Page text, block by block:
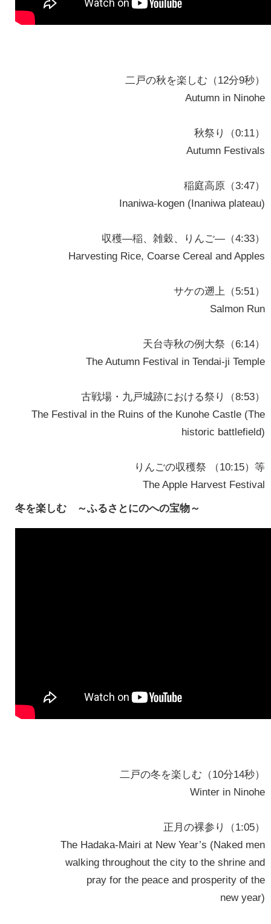
二戸の秋を楽しむ（12分9秒）
Autumn in Ninohe
秋祭り（0:11）
Autumn Festivals
稲庭高原（3:47）
Inaniwa-kogen (Inaniwa plateau)
収穫—稲、雑穀、りんご—（4:33）
Harvesting Rice, Coarse Cereal and Apples
サケの遡上（5:51）
Salmon Run
天台寺秋の例大祭（6:14）
The Autumn Festival in Tendai-ji Temple
古戦場・九戸城跡における祭り（8:53）
The Festival in the Ruins of the Kunohe Castle (The
historic battlefield)
りんごの収穫祭 （10:15）等
The Apple Harvest Festival
冬を楽しむ ～ふるさとにのへの宝物～
二戸の冬を楽しむ（10分14秒）
Winter in Ninohe
正月の裸参り（1:05）
The Hadaka-Mairi at New Year’s (Naked men
walking throughout the city to the shrine and
pray for the peace and prosperity of the
new year)